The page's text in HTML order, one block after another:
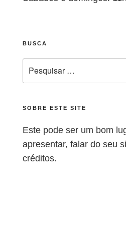
BUSCA
SOBRE ESTE SITE
Este pode ser um bom
apresentar, falar do seu
créditos.